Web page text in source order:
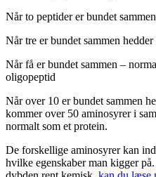
Når to peptider er bundet
Når tre er bundet sammen
Når få er bundet sammen –
oligopeptid
Når over 10 er bundet sammen
kommer over 50 aminosyrer i
normalt som et protein.
De forskellige aminosyrer kan
hvilke egenskaber man kigger